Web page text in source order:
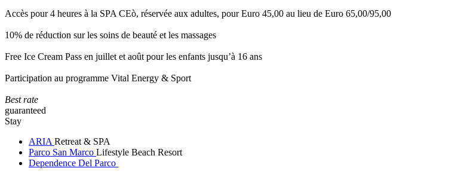
Accès pour 4 heures à la SPA CEò, réservée aux adultes, pour Euro 45,00 au lieu de Euro 65,00/95,00
10% de réduction sur les soins de beauté et les massages
Free Ice Cream Pass en juillet et août pour les enfants jusqu’à 16 ans
Participation au programme Vital Energy & Sport
Best rate
guaranteed
Stay
ARIA Retreat & SPA
Parco San Marco Lifestyle Beach Resort
Dependence Del Parco